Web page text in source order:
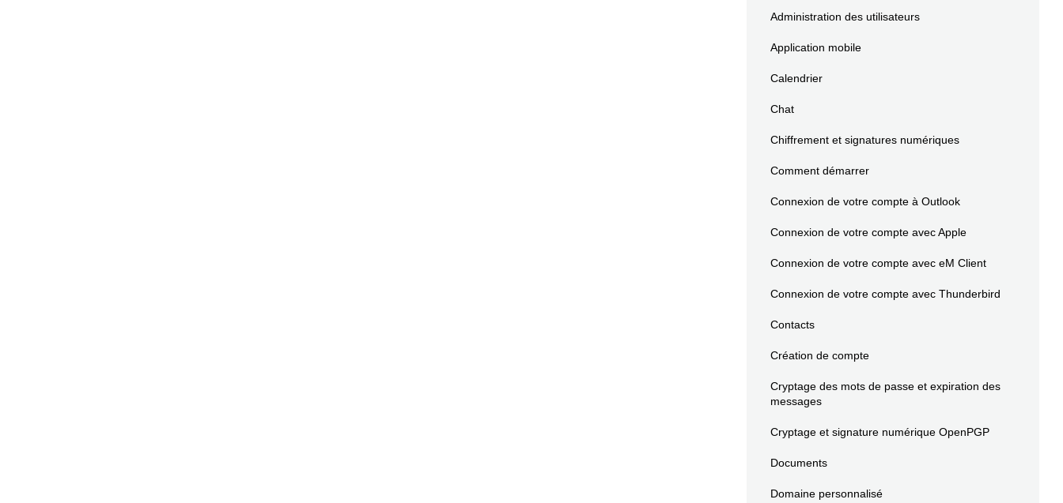
Administration des utilisateurs
Application mobile
Calendrier
Chat
Chiffrement et signatures numériques
Comment démarrer
Connexion de votre compte à Outlook
Connexion de votre compte avec Apple
Connexion de votre compte avec eM Client
Connexion de votre compte avec Thunderbird
Contacts
Création de compte
Cryptage des mots de passe et expiration des
messages
Cryptage et signature numérique OpenPGP
Documents
Domaine personnalisé